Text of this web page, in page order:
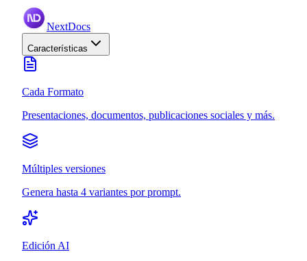
NextDocs
Características
Cada Formato
Presentaciones, documentos, publicaciones sociales y más.
Múltiples versiones
Genera hasta 4 variantes por prompt.
Edición AI